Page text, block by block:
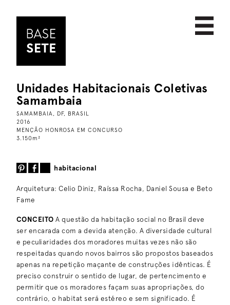
PROJETOS
SOBRE
NOTÍCIAS
CONTATO
data
cultural
institucional
interiores
transporte
urbanismo
Unidades Habitacionais Coletivas
Samambaia
SAMAMBAIA, DF, BRASIL
2016
MENÇÃO HONROSA EM CONCURSO
3.150 m²
habitacional
Arquitetura: Celio Diniz, Raíssa Rocha, Daniel Sousa e Beto
Fame
CONCEITO A questão da habitação social no Brasil deve
ser encarada com a devida atenção. A diversidade cultural
e peculiaridades dos moradores muitas vezes não são
respeitadas quando novos bairros são propostos baseados
apenas na repetição maçante de construções idênticas. É
preciso construir o sentido de lugar, de pertencimento e
permitir que os moradores façam suas apropriações, do
contrário, o habitat será estéreo e sem significado. É